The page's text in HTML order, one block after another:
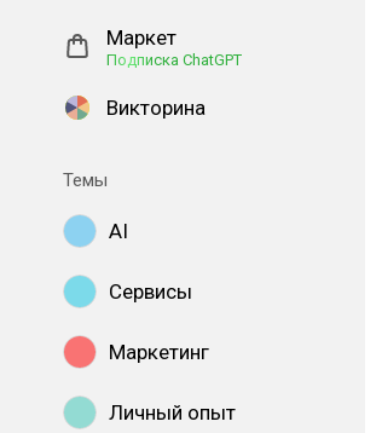
Маркет
Подписка ChatGPT
Викторина
Темы
AI
Сервисы
Маркетинг
Личный опыт